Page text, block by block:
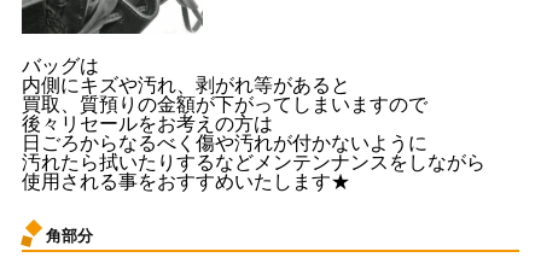
バッグは
内側にキズや汚れ、剥がれ等があると
買取、質預りの金額が下がってしまいますので
後々リセールをお考えの方は
日ごろからなるべく傷や汚れが付かないように
汚れたら拭いたりするなどメンテンナンスをしながら
使用される事をおすすめいたします★
角部分